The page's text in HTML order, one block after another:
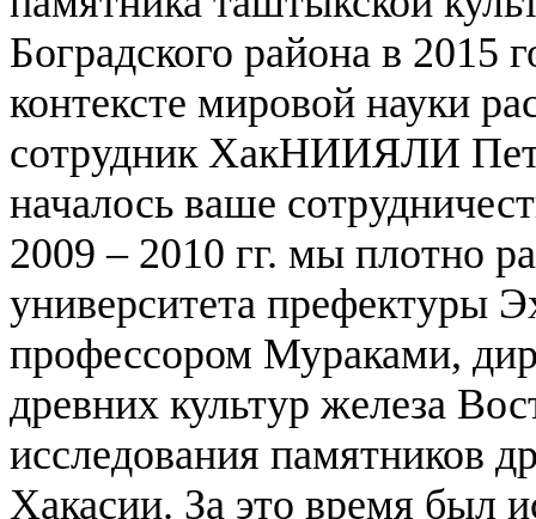
Боградского района в 2015
контексте мировой науки
сотрудник ХакНИИЯЛИ
началось ваше
2009 – 2010 гг. мы плотно
университета префектуры
профессором Мураками,
древних культур железа
исследования памятников
Хакасии. За это время был